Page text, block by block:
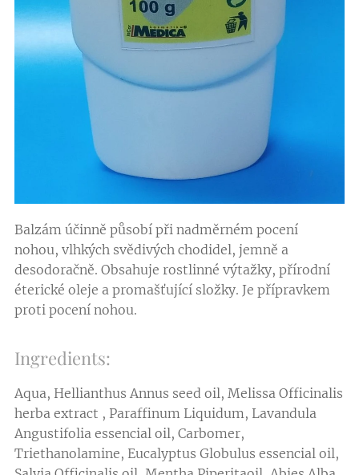
Balzám účinně působí při nadměrném pocení
nohou, vlhkých svědivých chodidel, jemně a
desodoračně. Obsahuje rostlinné výtažky, přírodní
éterické oleje a promašťující složky. Je přípravkem
proti pocení nohou.
Ingredients:
Aqua, Hellianthus Annus seed oil, Melissa Officinalis
herba extract , Paraffinum Liquidum, Lavandula
Angustifolia essencial oil, Carbomer,
Triethanolamine, Eucalyptus Globulus essencial oil,